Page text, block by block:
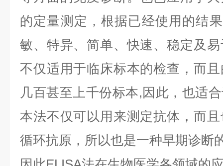
的定量测定，根据已经使用的结
敏、特异、简单、快速、稳定及
不仅适用于临床标本的检查，而
几百甚至上千份标本,因此，也适
本法不仅可以用来测定抗体，而
循环抗原，所以也是一种早期诊断